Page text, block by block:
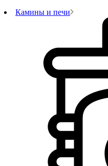
Камины и печи